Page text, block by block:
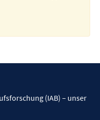
(IAB) – unser